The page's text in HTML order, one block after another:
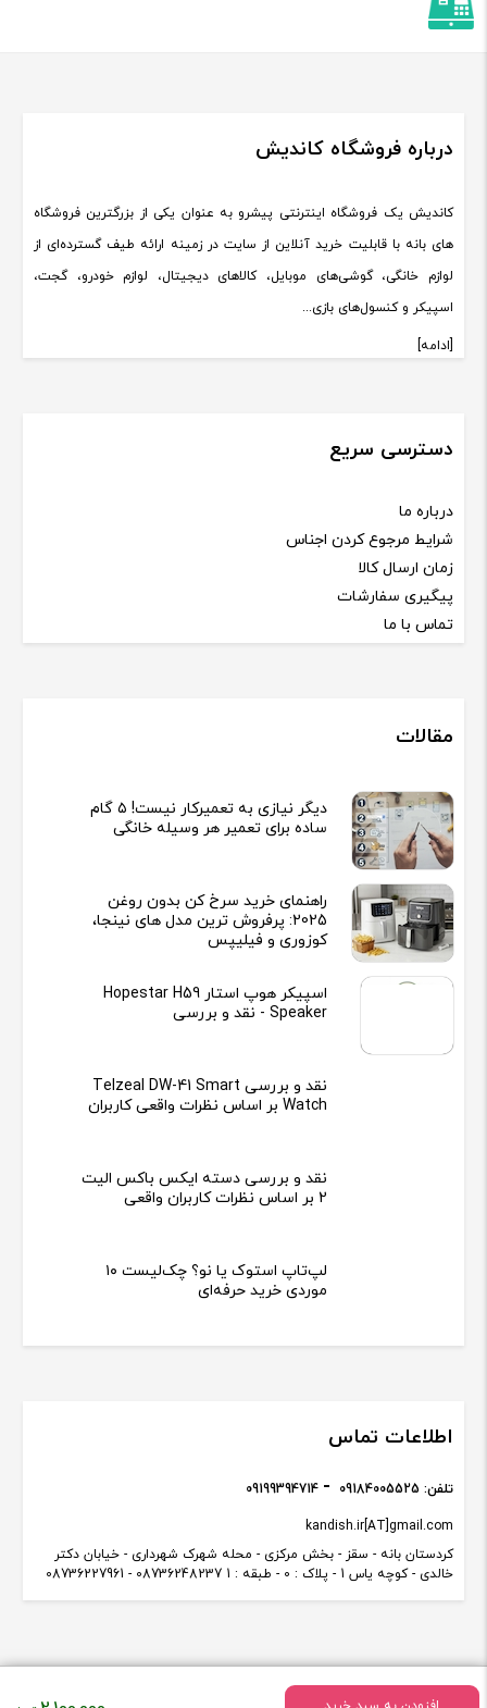
درباره فروشگاه کاندیش
کاندیش یک فروشگاه اینترنتی پیشرو به عنوان یکی از بزرگترین فروشگاه
های بانه با قابلیت خرید آنلاین از سایت در زمینه ارائه طیف گسترده‌ای از
لوازم خانگی، گوشی‌های موبایل، کالاهای دیجیتال، لوازم خودرو، گجت،
اسپیکر و کنسول‌های بازی...
[ادامه]
دسترسی سریع
درباره ما
شرایط مرجوع کردن اجناس
زمان ارسال کالا
پیگیری سفارشات
تماس با ما
مقالات
دیگر نیازی به تعمیرکار نیست! ۵ گام
ساده برای تعمیر هر وسیله خانگی
راهنمای خرید سرخ کن بدون روغن
2025: پرفروش ترین مدل های نینجا،
کوزوری و فیلیپس
اسپیکر هوپ استار Hopestar H59
Speaker - نقد و بررسی
نقد و بررسی Telzeal DW-41 Smart
Watch بر اساس نظرات واقعی کاربران
نقد و بررسی دسته ایکس باکس الیت
2 بر اساس نظرات کاربران واقعی
لپ‌تاپ استوک یا نو؟ چک‌لیست ۱۰
موردی خرید حرفه‌ای
اطلاعات تماس
کردستان بانه - سقز - بخش مرکزی - محله شهرک شهرداری - خیابان دکتر
خالدی - کوچه یاس 1 - پلاک : 0 - طبقه : 1 08736248237 - 08736227961
kandish.ir[AT]gmail.com
تلفن: 09184005525
09199394714